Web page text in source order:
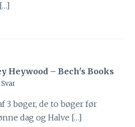
Heywood – Bech's Books
Svar
3 bøger, de to bøger før
dag og Halve […]